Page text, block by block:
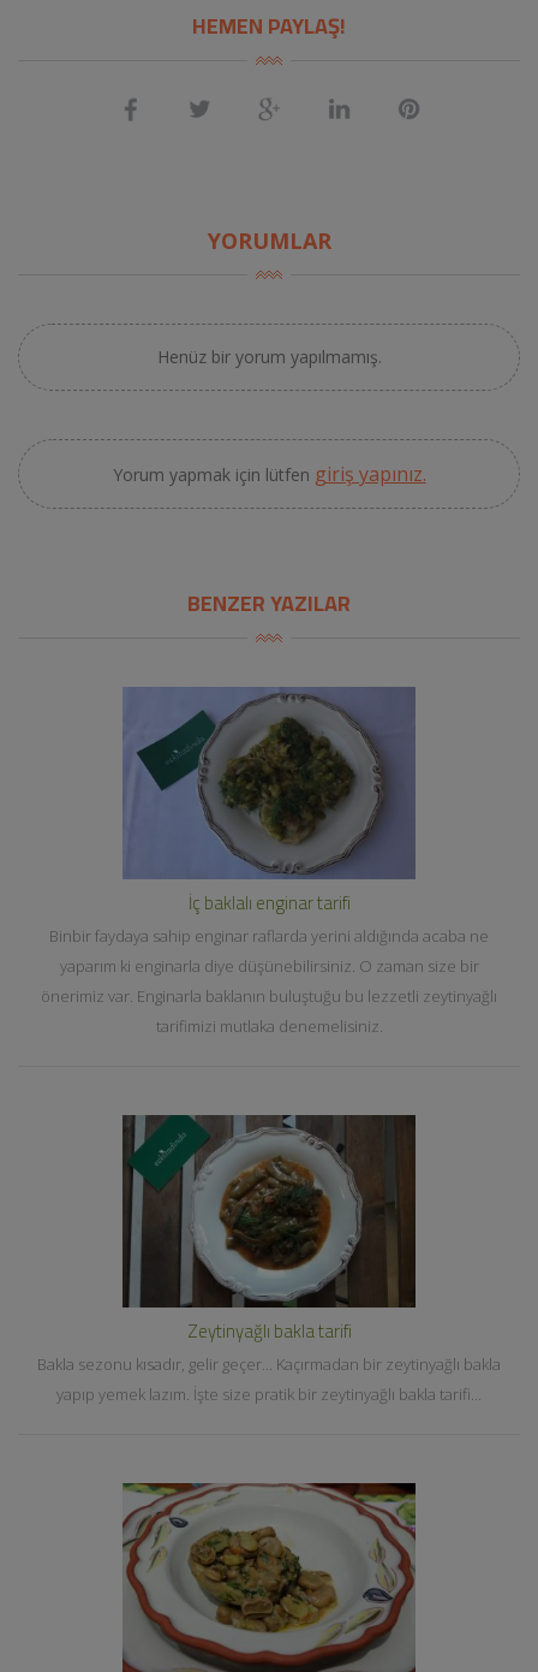
HEMEN PAYLAŞ!
YORUMLAR
Henüz bir yorum yapılmamış.
Yorum yapmak için lütfen giriş yapınız.
BENZER YAZILAR
İç baklalı enginar tarifi
Binbir faydaya sahip enginar raflarda yerini aldığında acaba ne
yaparım ki enginarla diye düşünebilirsiniz. O zaman size bir
önerimiz var. Enginarla baklanın buluştuğu bu lezzetli zeytinyağlı
tarifimizi mutlaka denemelisiniz.
Zeytinyağlı bakla tarifi
Bakla sezonu kısadır, gelir geçer... Kaçırmadan bir zeytinyağlı bakla
yapıp yemek lazım. İşte size pratik bir zeytinyağlı bakla tarifi...